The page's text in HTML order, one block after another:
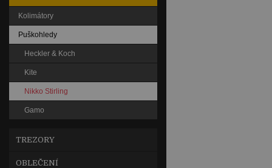
Kolimátory
Puškohledy
Heckler & Koch
Kite
Nikko Stirling
Gamo
TREZORY
OBLEČENÍ